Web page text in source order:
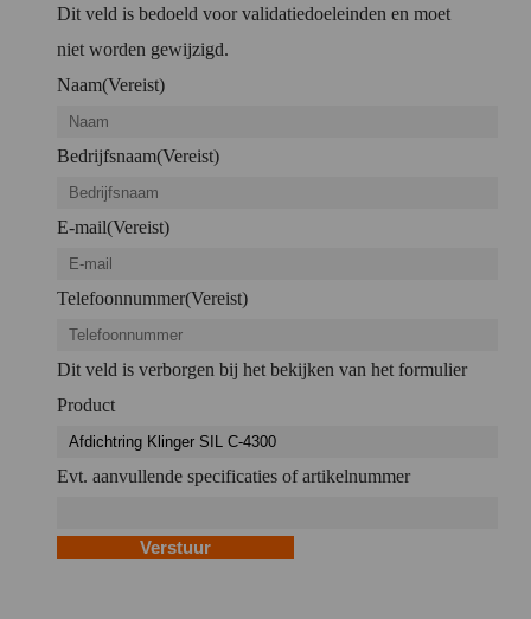
Dit veld is bedoeld voor validatiedoeleinden en moet
niet worden gewijzigd.
Naam(Vereist)
Bedrijfsnaam(Vereist)
E-mail(Vereist)
Telefoonnummer(Vereist)
Dit veld is verborgen bij het bekijken van het formulier
Product
Evt. aanvullende specificaties of artikelnummer
Verstuur